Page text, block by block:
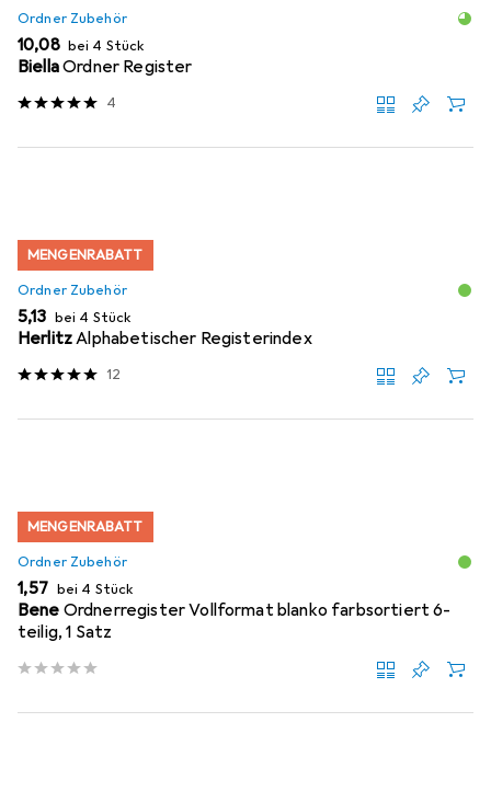
Ordner Zubehör
EUR
10,08 bei 4 Stück
BiellaOrdner Register
4
MENGENRABATT
Ordner Zubehör
EUR
5,13 bei 4 Stück
HerlitzAlphabetischer Registerindex
12
MENGENRABATT
Ordner Zubehör
EUR
1,57 bei 4 Stück
Bene Ordnerregister Vollformat blanko farbsortiert 6-
teilig, 1 Satz